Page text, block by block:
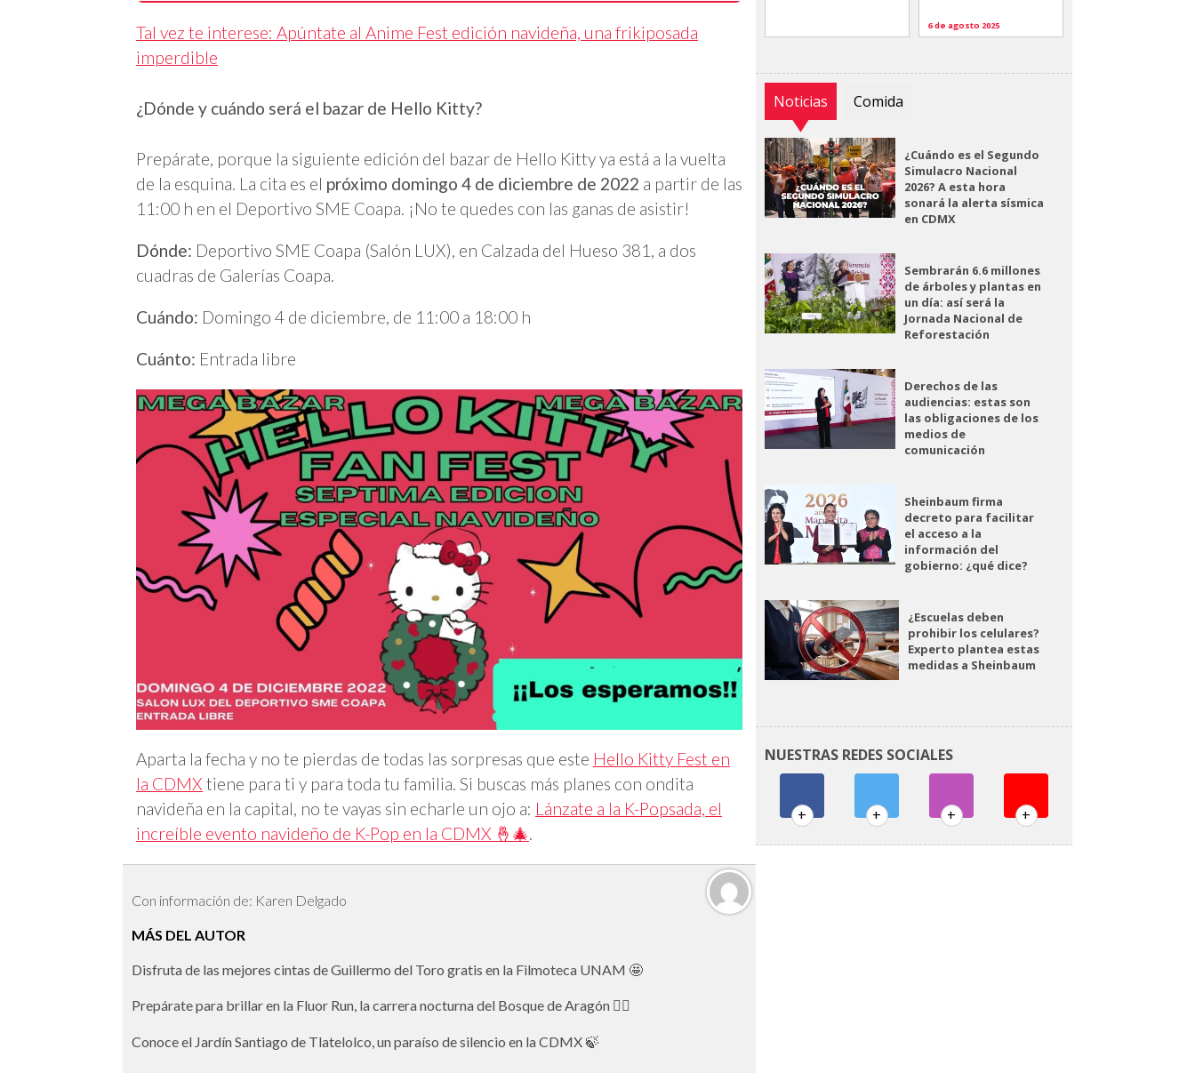
Tal vez te interese: Apúntate al Anime Fest edición navideña, una frikiposada
imperdible
¿Dónde y cuándo será el bazar de Hello Kitty?
Prepárate, porque la siguiente edición del bazar de Hello Kitty ya está a la vuelta
de la esquina. La cita es el próximo domingo 4 de diciembre de 2022 a partir de las
11:00 h en el Deportivo SME Coapa. ¡No te quedes con las ganas de asistir!
Dónde: Deportivo SME Coapa (Salón LUX), en Calzada del Hueso 381, a dos
cuadras de Galerías Coapa.
Cuándo: Domingo 4 de diciembre, de 11:00 a 18:00 h
Cuánto: Entrada libre
Aparta la fecha y no te pierdas de todas las sorpresas que este Hello Kitty Fest en
la CDMX tiene para ti y para toda tu familia. Si buscas más planes con ondita
navideña en la capital, no te vayas sin echarle un ojo a: Lánzate a la K-Popsada, el
increíble evento navideño de K-Pop en la CDMX 🤞🎄.
Con información de: Karen Delgado
MÁS DEL AUTOR
Disfruta de las mejores cintas de Guillermo del Toro gratis en la Filmoteca UNAM 🤩
Prepárate para brillar en la Fluor Run, la carrera nocturna del Bosque de Aragón 🏃‍♂️
Conoce el Jardín Santiago de Tlatelolco, un paraíso de silencio en la CDMX 🍃
6 de agosto 2025
Noticias Comida
¿Cuándo es el Segundo
Simulacro Nacional
2026? A esta hora
sonará la alerta sísmica
en CDMX
Sembrarán 6.6 millones
de árboles y plantas en
un día: así será la
Jornada Nacional de
Reforestación
Derechos de las
audiencias: estas son
las obligaciones de los
medios de
comunicación
Sheinbaum firma
decreto para facilitar
el acceso a la
información del
gobierno: ¿qué dice?
¿Escuelas deben
prohibir los celulares?
Experto plantea estas
medidas a Sheinbaum
NUESTRAS REDES SOCIALES
+ + + +